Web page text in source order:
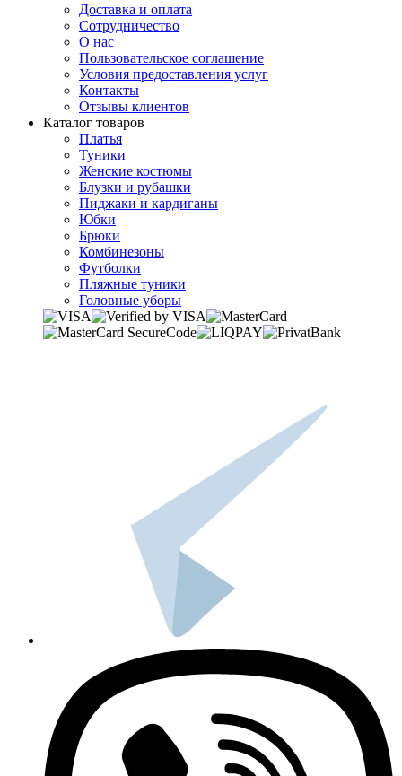
Доставка и оплата
Сотрудничество
О нас
Пользовательское соглашение
Условия предоставления услуг
Контакты
Отзывы клиентов
Каталог товаров
Платья
Туники
Женские костюмы
Блузки и рубашки
Пиджаки и кардиганы
Юбки
Брюки
Комбинезоны
Футболки
Пляжные туники
Головные уборы